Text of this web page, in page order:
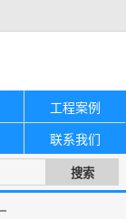
工程案例
联系我们